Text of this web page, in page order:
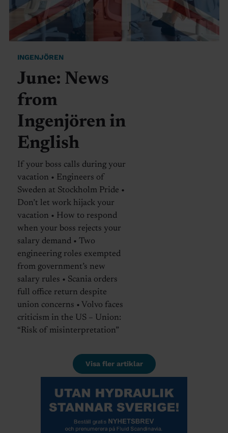
INGENJÖREN
June: News
from
Ingenjören in
English
If your boss calls during your
vacation • Engineers of
Sweden at Stockholm Pride •
Don’t let work hijack your
vacation • How to respond
when your boss rejects your
salary demand • Two
engineering roles exempted
from government’s new
salary rules • Scania orders
full office return despite
union concerns • Volvo faces
criticism in the US – Union:
“Risk of misinterpretation”
Visa fler artiklar